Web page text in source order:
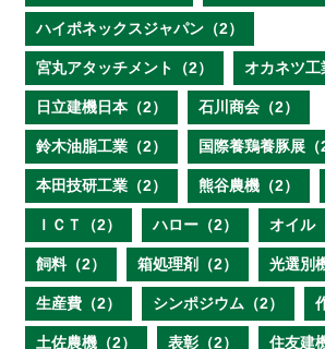
ハイポネックスジャパン（2）
宮丸アタッチメント（2） オカネツ工
日立建機日本（2） 石川商会（2）
鈴木油脂工業（2） 国際養鶏養豚展（2
本田技研工業（2） 熊谷農機（2）
ＩＣＴ（2） ハロー（2） オイル
飼料（2） 箱処理剤（2） 光選別
生産費（2） シンポジウム（2）
土佐農機（2） 表彰（2） 住友建